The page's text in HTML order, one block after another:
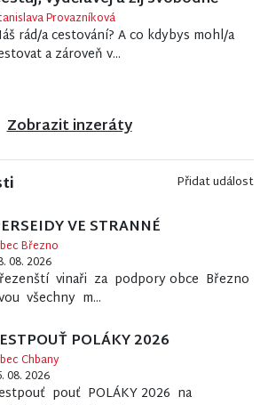
Provazníková
rád/a cestování? A co kdybys mohl/a
a zároveň v...
Zobrazit inzeráty
Přidat událost
VE STRANNÉ
Březno
08. 2026
vinaři za podpory obce Březno
všechny m...
POLÁKY 2026
Chbany
08. 2026
pouť POLÁKY 2026 na